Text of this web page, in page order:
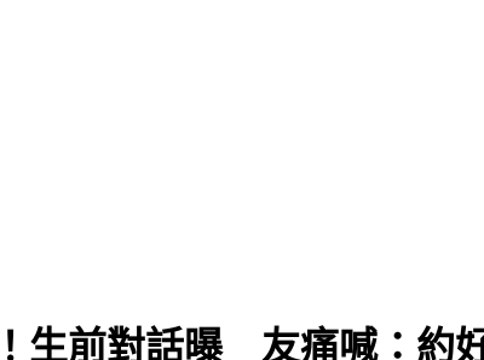
生前對話曝 友痛喊：約